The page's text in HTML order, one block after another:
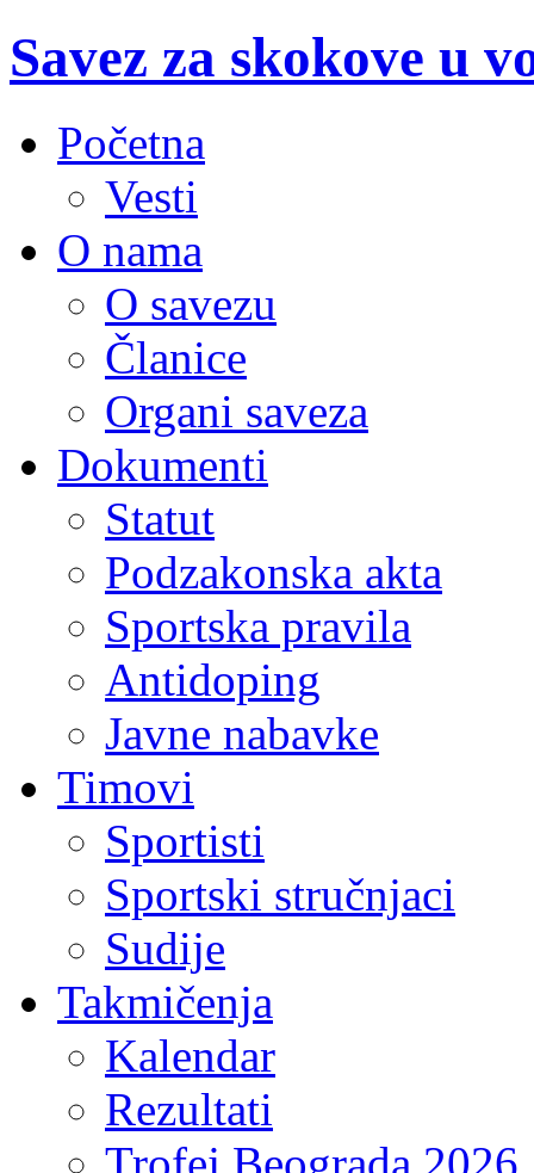
Savez za skokove u
Početna
Vesti
O nama
O savezu
Članice
Organi saveza
Dokumenti
Statut
Podzakonska akta
Sportska pravila
Antidoping
Javne nabavke
Timovi
Sportisti
Sportski stručnjaci
Sudije
Takmičenja
Kalendar
Rezultati
Trofej Beograda 2026